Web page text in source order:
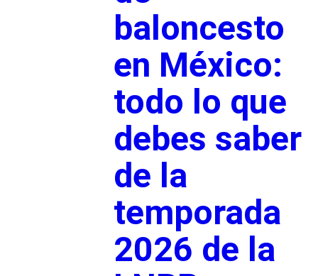
baloncesto
en México:
todo lo que
debes saber
de la
temporada
2026 de la